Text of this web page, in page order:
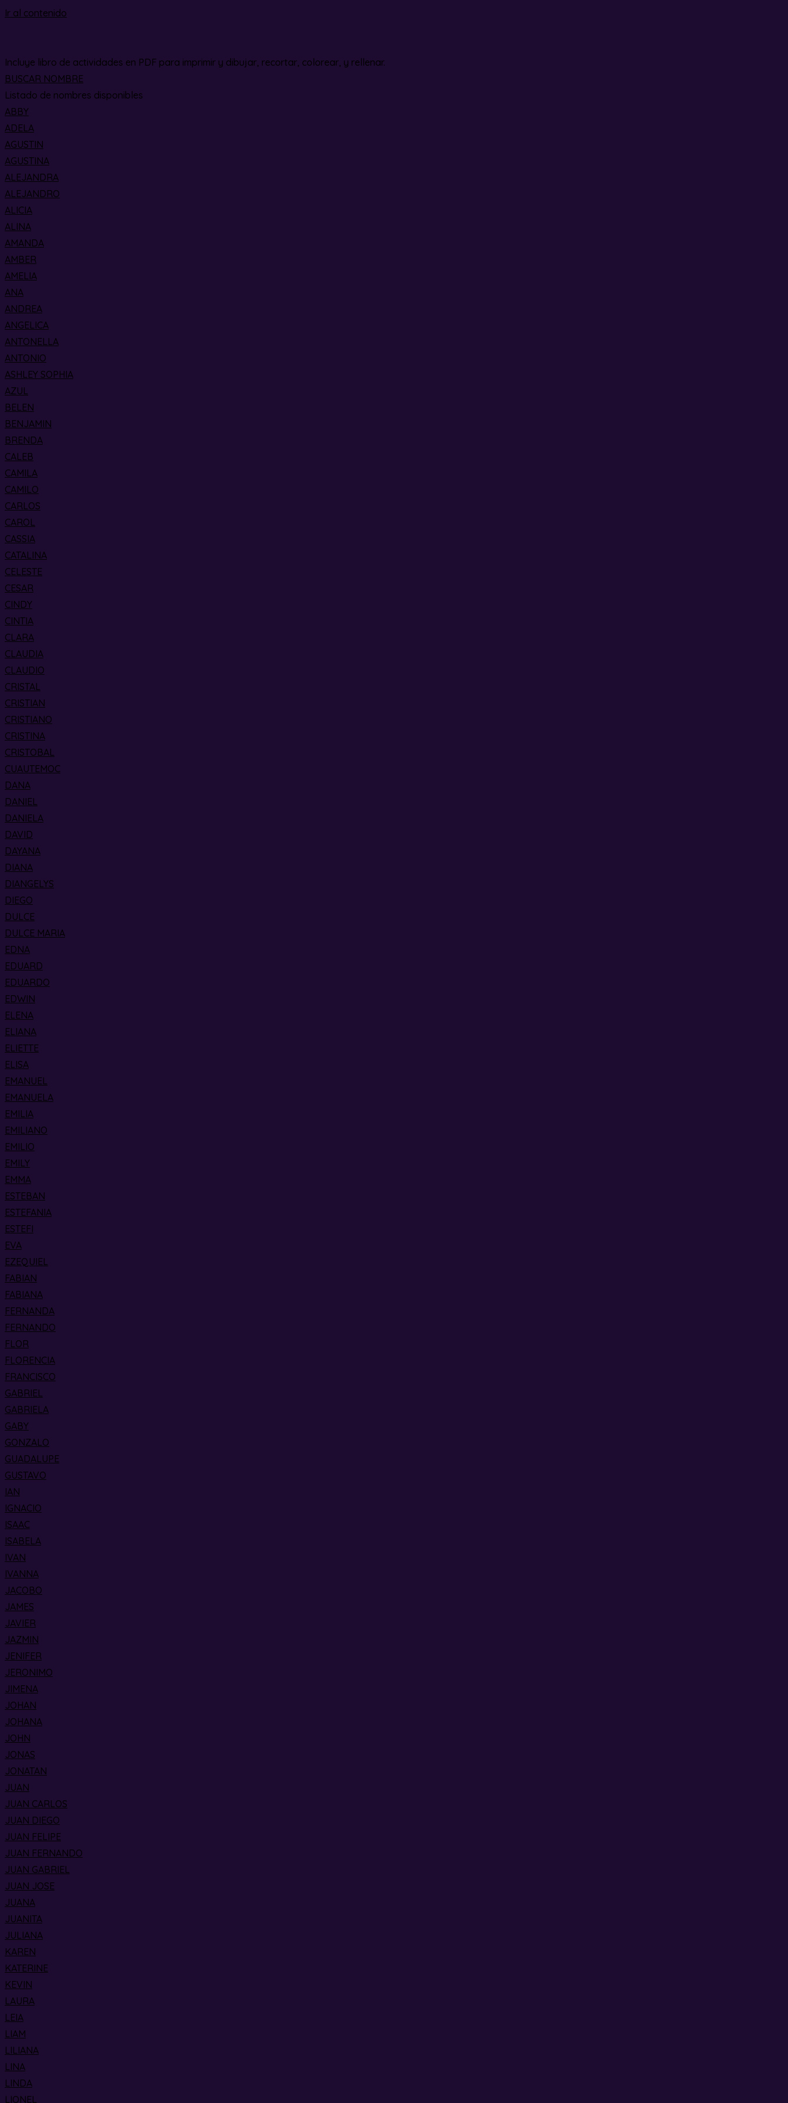
Ir al contenido
Incluye libro de actividades en PDF para imprimir y dibujar, recortar, colorear, y rellenar.
BUSCAR NOMBRE
Listado de nombres disponibles
ABBY
ADELA
AGUSTIN
AGUSTINA
ALEJANDRA
ALEJANDRO
ALICIA
ALINA
AMANDA
AMBER
AMELIA
ANA
ANDREA
ANGELICA
ANTONELLA
ANTONIO
ASHLEY SOPHIA
AZUL
BELEN
BENJAMIN
BRENDA
CALEB
CAMILA
CAMILO
CARLOS
CAROL
CASSIA
CATALINA
CELESTE
CESAR
CINDY
CINTIA
CLARA
CLAUDIA
CLAUDIO
CRISTAL
CRISTIAN
CRISTIANO
CRISTINA
CRISTOBAL
CUAUTEMOC
DANA
DANIEL
DANIELA
DAVID
DAYANA
DIANA
DIANGELYS
DIEGO
DULCE
DULCE MARIA
EDNA
EDUARD
EDUARDO
EDWIN
ELENA
ELIANA
ELIETTE
ELISA
EMANUEL
EMANUELA
EMILIA
EMILIANO
EMILIO
EMILY
EMMA
ESTEBAN
ESTEFANIA
ESTEFI
EVA
EZEQUIEL
FABIAN
FABIANA
FERNANDA
FERNANDO
FLOR
FLORENCIA
FRANCISCO
GABRIEL
GABRIELA
GABY
GONZALO
GUADALUPE
GUSTAVO
IAN
IGNACIO
ISAAC
ISABELA
IVAN
IVANNA
JACOBO
JAMES
JAVIER
JAZMIN
JENIFER
JERONIMO
JIMENA
JOHAN
JOHANA
JOHN
JONAS
JONATAN
JUAN
JUAN CARLOS
JUAN DIEGO
JUAN FELIPE
JUAN FERNANDO
JUAN GABRIEL
JUAN JOSE
JUANA
JUANITA
JULIANA
KAREN
KATERINE
KEVIN
LAURA
LEIA
LIAM
LILIANA
LINA
LINDA
LIONEL